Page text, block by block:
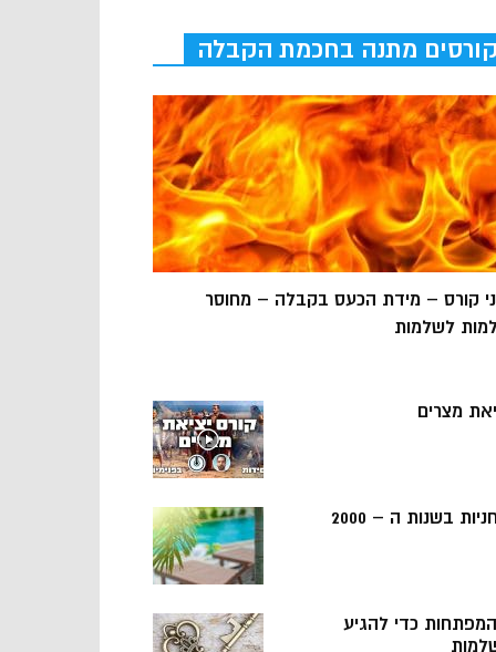
קורסים מתנה בחכמת הקבלה
קורס – מידת הכעס בקבלה – מחוסר
לשלמות
מצרים
בשנות ה – 2000
5 המפתחות כדי להגיע